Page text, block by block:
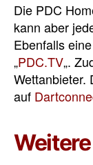
Die PDC
kann aber
Ebenfalls
„PDC.TV„.
Wettanbieter.
auf